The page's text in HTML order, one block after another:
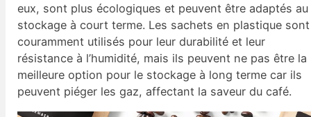
eux, sont plus écologiques et peuvent être adaptés au
stockage à court terme. Les sachets en plastique sont
couramment utilisés pour leur durabilité et leur
résistance à l’humidité, mais ils peuvent ne pas être la
meilleure option pour le stockage à long terme car ils
peuvent piéger les gaz, affectant la saveur du café.